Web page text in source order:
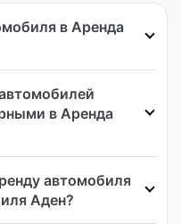
в Аренда
в Аренда
автомобиля
Аден?